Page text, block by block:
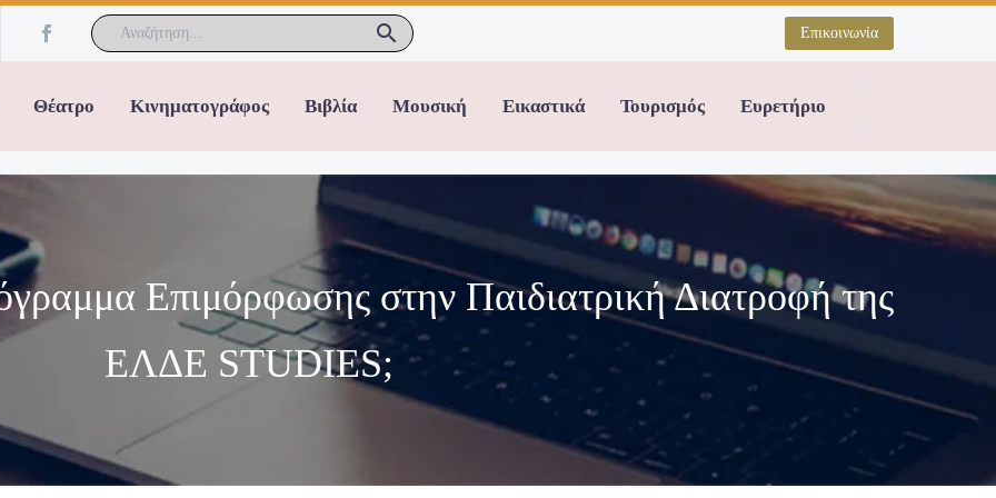
Επικοινωνία
Θέατρο Κινηματογράφος Βιβλία Μουσική Εικαστικά Τουρισμός Ευρετήριο
Επιμόρφωσης στην Παιδιατρική Διατροφή της
ΕΛΔΕ STUDIES;